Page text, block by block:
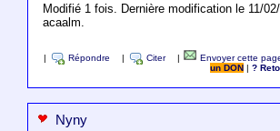
Modifié 1 fois. Dernière modification le 11/
acaalm.
Répondre Citer Envoyer cette
un DON
|?
Nyny